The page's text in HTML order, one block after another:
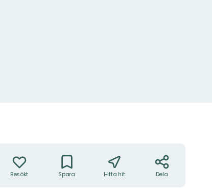
Besökt Spara Hitta hit Dela